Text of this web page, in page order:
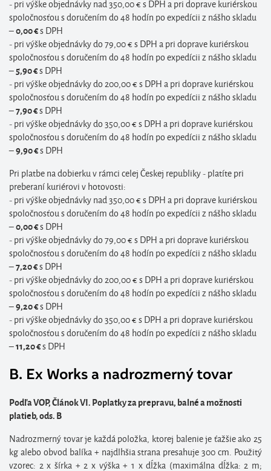
- pri výške objednávky nad 350,00 € s DPH a pri doprave kuriérskou
spoločnosťou s doručením do 48 hodín po expedícii z nášho skladu
–0,00 €s DPH
- pri výške objednávky do 79,00 € s DPH a pri doprave kuriérskou
spoločnosťou s doručením do 48 hodín po expedícii z nášho skladu
–5,90€s DPH
- pri výške objednávky do 200,00 € s DPH a pri doprave kuriérskou
spoločnosťou s doručením do 48 hodín po expedícii z nášho skladu
–7,90€s DPH
- pri výške objednávky do 350,00 € s DPH a pri doprave kuriérskou
spoločnosťou s doručením do 48 hodín po expedícii z nášho skladu
–9,90€s DPH
Pri platbe na dobierku v rámci celej Českej republiky - platíte pri
preberaní kuriérovi v hotovosti:
- pri výške objednávky nad 350,00 € s DPH a pri doprave kuriérskou
spoločnosťou s doručením do 48 hodín po expedícii z nášho skladu
–0,00 €s DPH
- pri výške objednávky do 79,00 € s DPH a pri doprave kuriérskou
spoločnosťou s doručením do 48 hodín po expedícii z nášho skladu
–7,20€s DPH
- pri výške objednávky do 200,00 € s DPH a pri doprave kuriérskou
spoločnosťou s doručením do 48 hodín po expedícii z nášho skladu
–9,20€s DPH
- pri výške objednávky do 350,00 € s DPH a pri doprave kuriérskou
spoločnosťou s doručením do 48 hodín po expedícii z nášho skladu
–11,20€s DPH
B. Ex Works a nadrozmerný tovar
Podľa VOP,Článok VI. Poplatky za prepravu, balné a možnosti
platieb, ods. B
Nadrozmerný tovar je každá položka, ktorej balenie je ťažšie ako 25
kg alebo obvod balíka + najdlhšia strana presahuje 300 cm. Použitý
vzorec: 2 x šírka + 2 x výška + 1 x dĺžka (maximálna dĺžka: 2 m;